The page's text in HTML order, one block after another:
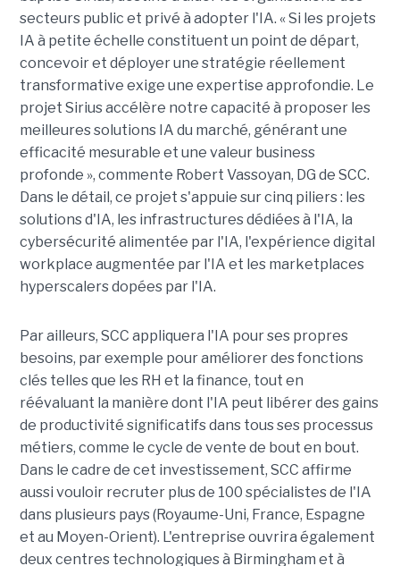
secteurs public et privé à adopter l'IA. « Si les projets
IA à petite échelle constituent un point de départ,
concevoir et déployer une stratégie réellement
transformative exige une expertise approfondie. Le
projet Sirius accélère notre capacité à proposer les
meilleures solutions IA du marché, générant une
efficacité mesurable et une valeur business
profonde », commente Robert Vassoyan, DG de SCC.
Dans le détail, ce projet s'appuie sur cinq piliers : les
solutions d'IA, les infrastructures dédiées à l'IA, la
cybersécurité alimentée par l'IA, l'expérience digital
workplace augmentée par l'IA et les marketplaces
hyperscalers dopées par l'IA.
Par ailleurs, SCC appliquera l'IA pour ses propres
besoins, par exemple pour améliorer des fonctions
clés telles que les RH et la finance, tout en
réévaluant la manière dont l'IA peut libérer des gains
de productivité significatifs dans tous ses processus
métiers, comme le cycle de vente de bout en bout.
Dans le cadre de cet investissement, SCC affirme
aussi vouloir recruter plus de 100 spécialistes de l'IA
dans plusieurs pays (Royaume-Uni, France, Espagne
et au Moyen-Orient). L'entreprise ouvrira également
deux centres technologiques à Birmingham et à